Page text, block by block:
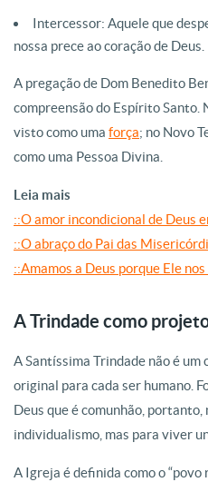
Intercessor: Aquele que
nossa prece ao coração de Deus.
A pregação de Dom Benedito
compreensão do Espírito Santo.
visto como uma força; no Novo
como uma Pessoa Divina.
Leia mais
::O amor incondicional de Deus
::O abraço do Pai das
::Amamos a Deus porque Ele
A Trindade como
A Santíssima Trindade não é um
original para cada ser humano.
Deus que é comunhão,
individualismo, mas para viver
A Igreja é definida como o “povo